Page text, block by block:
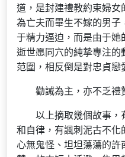
道，是封建禮教約束婦女
為亡夫而畢生不嫁的男子
于精力逼迫，而是由于她
逝世愿同穴的純摯專注的
范圍，相反倒是對忠貞戀
勸誡為主，亦不乏禮
以上摘取幾個故事，
和自律，有諷刺泥古不化
心無鬼怪、坦坦蕩蕩的